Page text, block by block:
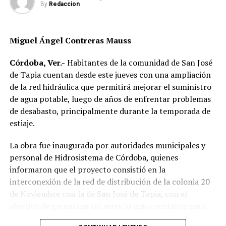
Los alcaldes que tomaron protesta como integrantes de
Calixto Tello; del municipio de Astacinga, Crescencia
Tzompaxtle Itehua; de Los Reyes, Lucio Tetla Tezoco; de
Aquila, Inocencio Ramírez Limón; de Naranjal, Aleida
Tepepa Márquez y de Tlilapan, Jaime López Montalvo,
entre otros.
Asimismo, acompañaron al Presidente Juan Martínez, el
Director de Desarrollo Social, Daniel Hernández del
Ángel y el Jefe de Fomento Agropecuario, Eduardo
Campos Ramos.
RELATED TOPICS:
DESPUÉS
By Redaccion
Miguel Ángel Contreras Mauss
Córdoba, Ver.- Habitantes de la comunidad de San José
de Tapia cuentan desde este jueves con una ampliación
de la red hidráulica que permitirá mejorar el suministro
de agua potable, luego de años de enfrentar problemas
de desabasto, principalmente durante la temporada de
estiaje.
La obra fue inaugurada por autoridades municipales y
personal de Hidrosistema de Córdoba, quienes
informaron que el proyecto consistió en la
interconexión de la red de distribución de la colonia 20
de Noviembre con la de San José de Tapia, con el
los usuarios.